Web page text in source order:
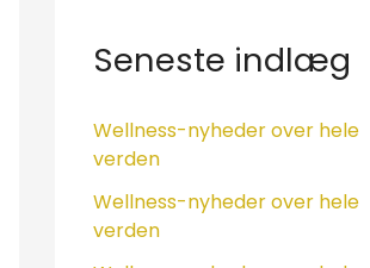
f
e
r
:
Seneste indlæg
Wellness-nyheder over hele
verden
Wellness-nyheder over hele
verden